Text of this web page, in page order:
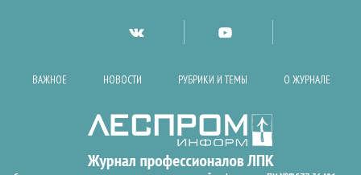
ВАЖНОЕ НОВОСТИ РУБРИКИ И ТЕМЫ О ЖУРНАЛЕ